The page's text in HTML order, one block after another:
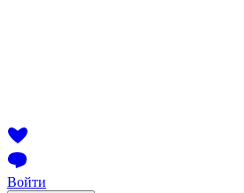
Войти